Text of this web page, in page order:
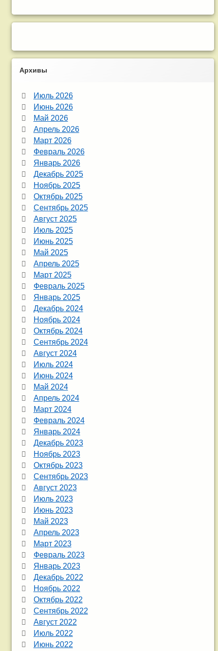
Архивы
Июль 2026
Июнь 2026
Май 2026
Апрель 2026
Март 2026
Февраль 2026
Январь 2026
Декабрь 2025
Ноябрь 2025
Октябрь 2025
Сентябрь 2025
Август 2025
Июль 2025
Июнь 2025
Май 2025
Апрель 2025
Март 2025
Февраль 2025
Январь 2025
Декабрь 2024
Ноябрь 2024
Октябрь 2024
Сентябрь 2024
Август 2024
Июль 2024
Июнь 2024
Май 2024
Апрель 2024
Март 2024
Февраль 2024
Январь 2024
Декабрь 2023
Ноябрь 2023
Октябрь 2023
Сентябрь 2023
Август 2023
Июль 2023
Июнь 2023
Май 2023
Апрель 2023
Март 2023
Февраль 2023
Январь 2023
Декабрь 2022
Ноябрь 2022
Октябрь 2022
Сентябрь 2022
Август 2022
Июль 2022
Июнь 2022